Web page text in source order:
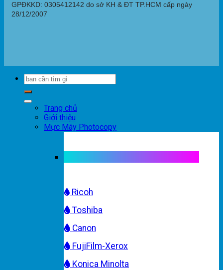
GPĐKKD: 0305412142 do sở KH & ĐT TP.HCM cấp ngày
28/12/2007
Trang chủ
Giới thiệu
Mực Máy Photocopy
Ricoh
Toshiba
Canon
FujiFilm-Xerox
Konica Minolta